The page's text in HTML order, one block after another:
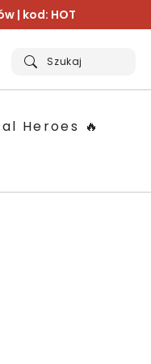
| kod: HOT
Szukaj
Heroes 🔥